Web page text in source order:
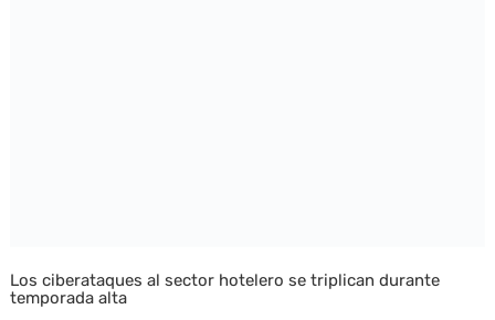
Los ciberataques al sector hotelero se triplican durante
temporada alta